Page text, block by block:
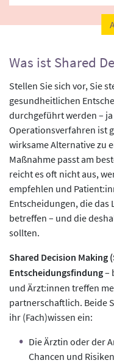
Was ist Shared
Stellen Sie sich vor, Sie
gesundheitlichen
durchgeführt werden –
Operationsverfahren ist
wirksame Alternative zu
Maßnahme passt am
reicht es oft nicht aus,
empfehlen und
Entscheidungen, die das
betreffen – und die
sollten.
Shared Decision Making
Entscheidungsfindung–
und Ärzt:innen treffen
partnerschaftlich. Beide
ihr (Fach)wissen ein:
Die Ärztin oder der
Chancen und